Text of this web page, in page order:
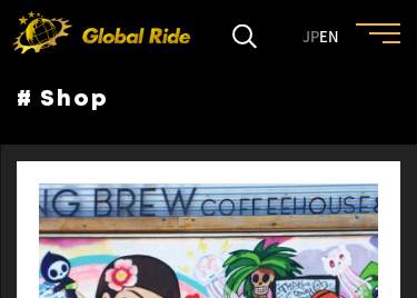
JPEN
FEATURE
EVENT
# Shop